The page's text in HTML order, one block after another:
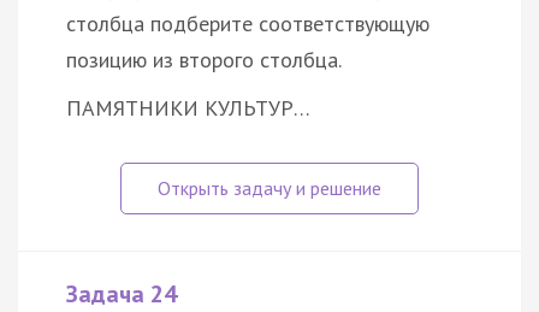
столбца подберите соответствующую
позицию из второго столбца.
ПАМЯТНИКИ КУЛЬТУР…
Задача 24